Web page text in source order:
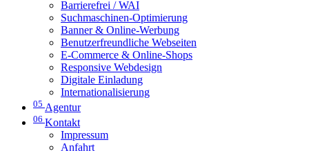
Barrierefrei / WAI
Suchmaschinen-Optimierung
Banner & Online-Werbung
Benutzerfreundliche Webseiten
E-Commerce & Online-Shops
Responsive Webdesign
Digitale Einladung
Internationalisierung
05 Agentur
06 Kontakt
Impressum
Anfahrt